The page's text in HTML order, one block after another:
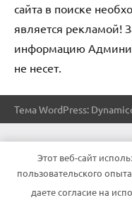
сайта в поиске
является рекламой!
информацию
не несет.
Тема WordPress:
Этот веб-сайт
пользовательского
даете согласие на